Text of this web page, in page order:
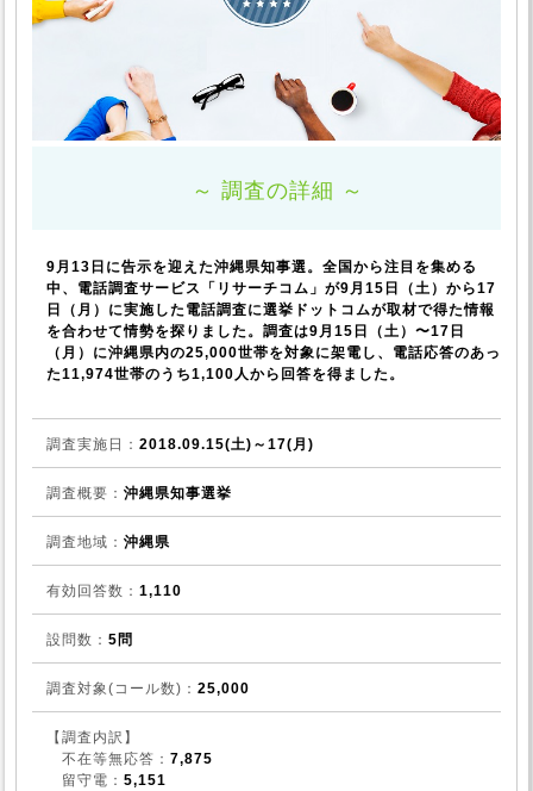
～ 調査の詳細 ～
9月13日に告示を迎えた沖縄県知事選。全国から注目を集める
中、電話調査サービス「リサーチコム」が9月15日（土）から17
日（月）に実施した電話調査に選挙ドットコムが取材で得た情報
を合わせて情勢を探りました。調査は9月15日（土）〜17日
（月）に沖縄県内の25,000世帯を対象に架電し、電話応答のあっ
た11,974世帯のうち1,100人から回答を得ました。
調査実施日： 2018.09.15(土)～17(月)
調査概要： 沖縄県知事選挙
調査地域： 沖縄県
有効回答数： 1,110
設問数： 5問
調査対象(コール数)： 25,000
【調査内訳】
不在等無応答： 7,875
留守電： 5,151